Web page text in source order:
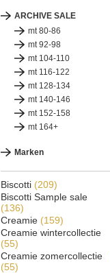
ARCHIVE SALE
mt 80-86
mt 92-98
mt 104-110
mt 116-122
mt 128-134
mt 140-146
mt 152-158
mt 164+
Marken
Biscotti (209)
Biscotti Sample sale
(136)
Creamie (159)
Creamie wintercollectie
(55)
Creamie zomercollectie
(55)